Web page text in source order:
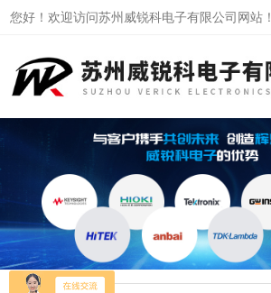
您好！欢迎访问苏州威锐科电子有限公司网站！